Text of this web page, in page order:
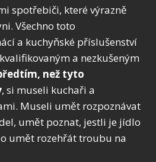
spotřebiči, které výrazně
Všechno toto
a kuchyňské příslušenství
a nezkušeným
než tyto
, si museli kuchaři a
Museli umět rozpoznávat
umět poznat, jestli je jídlo
umět rozehřát troubu na